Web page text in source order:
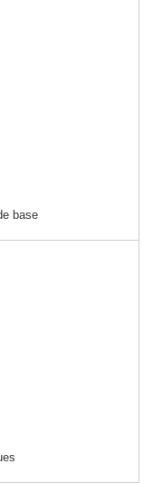
base